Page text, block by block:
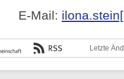
E-Mail:
Letzte